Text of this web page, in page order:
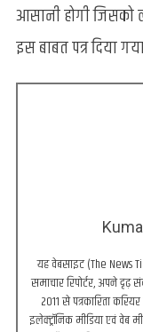
आसानी होगी
इस बाबत पत्र दिया
यह वेबसाइट (The News
समाचार रिपोर्टर, अपने दृढ़
2011 से पत्रकारिता
इलेक्ट्रॉनिक मीडिया एवं वेब